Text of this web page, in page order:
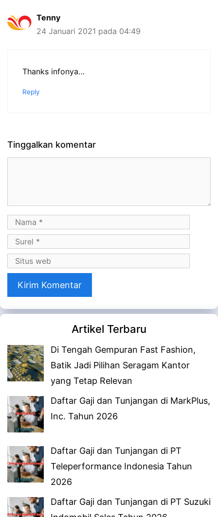
Tenny
24 Januari 2021 pada 04:49
Thanks infonya…
Reply
Tinggalkan komentar
Nama
Surel
Situs
web
Artikel Terbaru
Di Tengah Gempuran Fast Fashion,
Batik Jadi Pilihan Seragam Kantor
yang Tetap Relevan
Daftar Gaji dan Tunjangan di MarkPlus,
Inc. Tahun 2026
Daftar Gaji dan Tunjangan di PT
Teleperformance Indonesia Tahun
2026
Daftar Gaji dan Tunjangan di PT Suzuki